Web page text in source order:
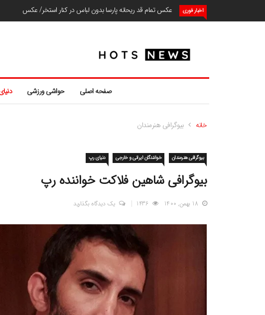
اخبار فوری عکس تمام قد ریحانه پارسا بدون لباس در کنار استخر/ عکس
صفحه اصلی حواشی ورزشی
خانه بیوگرافی هنرمندان
بیوگرافی هنرمندان خوانندگان ایرانی و خارجی دنیای رپ
بیوگرافی شاهین فلاکت خواننده رپ
18 بهمن, 1400 یک دیدگاه بگذارید